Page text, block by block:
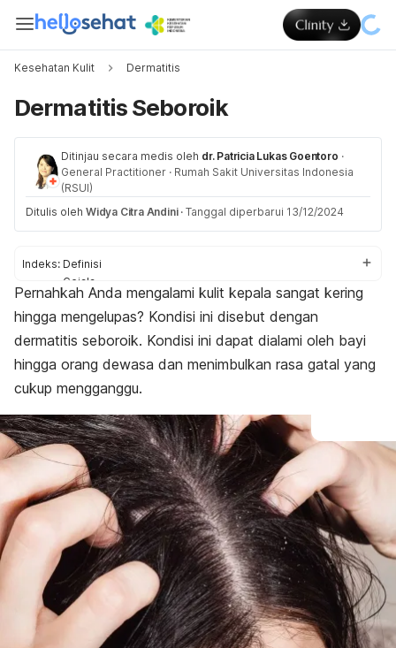
Kesehatan Kulit Dermatitis
Dermatitis Seboroik
Ditinjau secara medis oleh dr. Patricia Lukas Goentoro ·
General Practitioner · Rumah Sakit Universitas Indonesia
(RSUI)
Ditulis oleh Widya Citra Andini · Tanggal diperbarui 13/12/2024
Indeks: Definisi
Gejala
Penyebab
Faktor risiko
Diagnosis
Perawatan rumahan
Pernahkah Anda mengalami kulit kepala sangat kering
hingga mengelupas? Kondisi ini disebut dengan
dermatitis seboroik. Kondisi ini dapat dialami oleh bayi
hingga orang dewasa dan menimbulkan rasa gatal yang
cukup mengganggu.